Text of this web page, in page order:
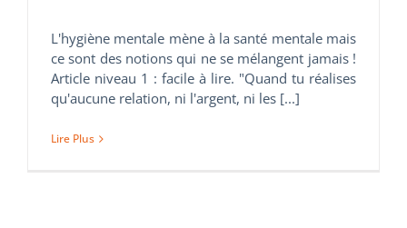
L'hygiène mentale mène à la santé mentale mais
ce sont des notions qui ne se mélangent jamais !
Article niveau 1 : facile à lire. "Quand tu réalises
qu'aucune relation, ni l'argent, ni les [...]
Lire Plus